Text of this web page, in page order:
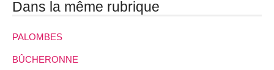
Dans la même rubrique
PALOMBES
BÛCHERONNE